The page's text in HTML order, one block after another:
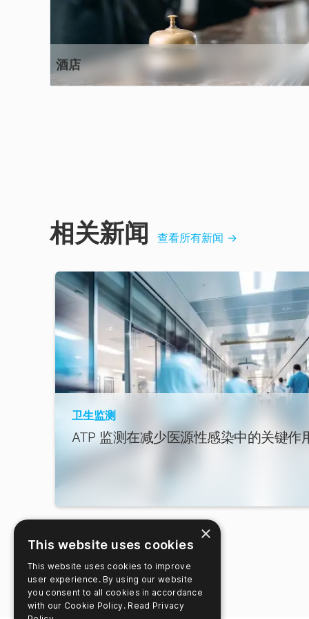
酒店
相关新闻 查看所有新闻 →
卫生监测
ATP 监测在减少医源性感染中的关键作
×
This website uses cookies
This website uses cookies to improve
user experience. By using our website
you consent to all cookies in accordance
with our Cookie Policy. Read Privacy